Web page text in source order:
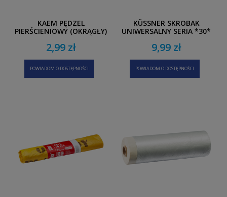
KAEM PĘDZEL
PIERŚCIENIOWY (OKRĄGŁY)
25 MM
2,99 zł
POWIADOM O DOSTĘPNOŚCI
KÜSSNER SKROBAK
UNIWERSALNY SERIA *30*
9,99 zł
POWIADOM O DOSTĘPNOŚCI